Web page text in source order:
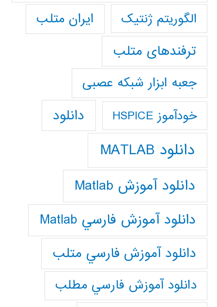
الگوریتم ژنتیک
ایران متلب
ترفندهای متلب
جعبه ابزار شبکه عصبی
خودآموز HSPICE دانلود
دانلود MATLAB
دانلود آموزش Matlab
دانلود آموزش فارسي Matlab
دانلود آموزش فارسي متلب
دانلود آموزش فارسي مطلب